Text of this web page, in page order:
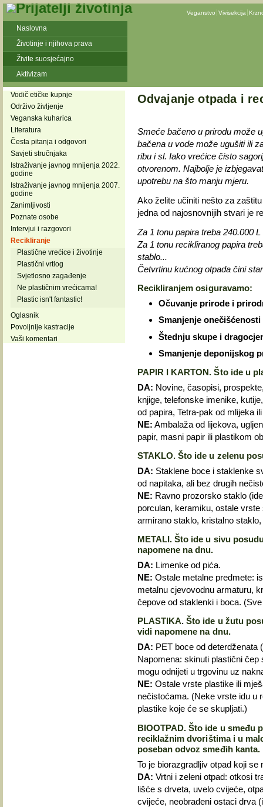
Veganstvo Vivisekcija
Naslovna
Životinje i njihova prava
Živite suosjećajno
Aktivizam
Vodič etičke kupnje
Održivo življenje
Veganska kuharica
Literatura
Česta pitanja i odgovori
Savjeti stručnjaka
Istraživanje javnog mnijenja 2022.
godine
Istraživanje javnog mnijenja 2007.
godine
Zanimljivosti
Poznate osobe
Intervjui i razgovori
Recikliranje
Plastične vrećice i životinje
Plastični vrtlog
Svjetlosno zagađenje
Ne plastičnim vrećicama!
Plastic isn't fantastic!
Oglasnik
Povoljnije kastracije
Vaši komentari
Odvajanje otpada i
Smeće bačeno u prirodu može
bačena u vode može ugušiti ili
ribu i sl. Iako vrećice čisto
otvorenom. Najbolje je
upotrebu na što manju mjeru.
Ako želite učiniti nešto za
jedna od najosnovnijih stvari je
Za 1 tonu papira treba 240.000
Za 1 tonu recikliranog papira
stablo...
Četvrtinu kućnog otpada čini
Recikliranjem osiguravamo:
Očuvanje prirode i
Smanjenje onečišćenosti
Štednju skupe i
Smanjenje deponijskog
PAPIR I KARTON. Što ide u
DA: Novine, časopisi,
knjige, telefonske imenike,
od papira, Tetra-pak od mlijeka
NE: Ambalaža od lijekova,
papir, masni papir ili plastikom
STAKLO. Što ide u zelenu
DA: Staklene boce i staklenke
od napitaka, ali bez drugih
NE: Ravno prozorsko staklo
porculan, keramiku, ostale
armirano staklo, kristalno
METALI. Što ide u sivu
napomene na dnu.
DA: Limenke od pića.
NE: Ostale metalne predmete:
metalnu cjevovodnu armaturu,
čepove od staklenki i boca.
PLASTIKA. Što ide u žutu
vidi napomene na dnu.
DA: PET boce od deterdženata
Napomena: skinuti plastični
mogu odnijeti u trgovinu uz
NE: Ostale vrste plastike ili
nečistoćama. (Neke vrste idu u
plastike koje će se skupljati.)
BIOOTPAD. Što ide u smeđu
reciklažnim dvorištima i u
poseban odvoz smeđih kanta.
To je biorazgradljiv otpad koji
DA: Vrtni i zeleni otpad: otkosi
lišće s drveta, uvelo cvijeće,
cvijeće, neobrađeni ostaci drva